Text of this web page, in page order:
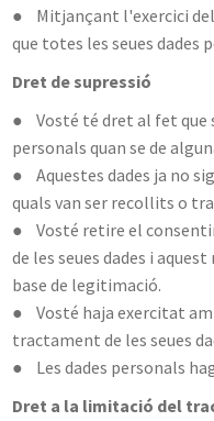
● Mitjançant l'exercici
que totes les seues dades
Dret de supressió
● Vosté té dret al fet que
personals quan se de
● Aquestes dades ja no
quals van ser recollits o
● Vosté retire el
de les seues dades i
base de legitimació.
● Vosté haja exercitat
tractament de les seues
● Les dades personals
Dret a la limitació del